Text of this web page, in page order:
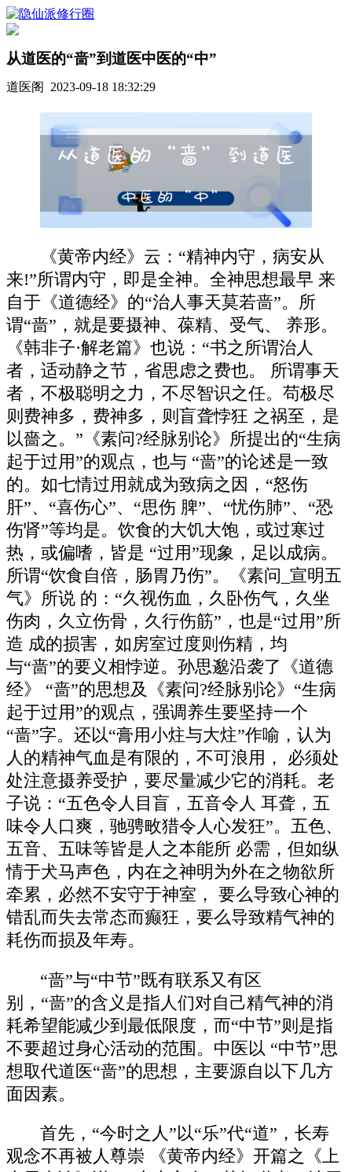
从道医的“啬”到道医中医的“中”
道医阁 2023-09-18 18:32:29
《黄帝内经》云：“精神内守，病安从
来!”所谓内守，即是全神。全神思想最早 来
自于《道德经》的“治人事天莫若啬”。所
谓“啬”，就是要摄神、葆精、受气、 养形。
《韩非子·解老篇》也说：“书之所谓治人
者，适动静之节，省思虑之费也。 所谓事天
者，不极聪明之力，不尽智识之任。苟极尽
则费神多，费神多，则盲聋悖狂 之祸至，是
以嗇之。”《素问?经脉别论》所提出的“生病
起于过用”的观点，也与 “啬”的论述是一致
的。如七情过用就成为致病之因，“怒伤
肝”、“喜伤心”、“思伤 脾”、“忧伤肺”、“恐
伤肾”等均是。饮食的大饥大饱，或过寒过
热，或偏嗜，皆是 “过用”现象，足以成病。
所谓“饮食自倍，肠胃乃伤”。《素问_宣明五
气》所说 的：“久视伤血，久卧伤气，久坐
伤肉，久立伤骨，久行伤筋”，也是“过用”所
造 成的损害，如房室过度则伤精，均
与“啬”的要义相悖逆。孙思邈沿袭了《道德
经》 “啬”的思想及《素问?经脉别论》“生病
起于过用”的观点，强调养生要坚持一个
“啬”字。还以“膏用小炷与大炷”作喻，认为
人的精神气血是有限的，不可浪用， 必须处
处注意摄养受护，要尽量减少它的消耗。老
子说：“五色令人目盲，五音令人 耳聋，五
味令人口爽，驰骋畋猎令人心发狂”。五色、
五音、五味等皆是人之本能所 必需，但如纵
情于犬马声色，内在之神明为外在之物欲所
牵累，必然不安守于神室， 要么导致心神的
错乱而失去常态而癫狂，要么导致精气神的
耗伤而损及年寿。
“啬”与“中节”既有联系又有区
别，“啬”的含义是指人们对自己精气神的消
耗希望能减少到最低限度，而“中节”则是指
不要超过身心活动的范围。中医以 “中节”思
想取代道医“啬”的思想，主要源自以下几方
面因素。
首先，“今时之人”以“乐”代“道”，长寿
观念不再被人尊崇 《黄帝内经》开篇之《上